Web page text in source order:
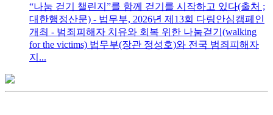
“나눔 걷기 챌린지”를 함께 걷기를 시작하고 있다(출처 ;
대한행정산문) - 법무부, 2026년 제13회 다링안심캠페인
개최 - 범죄피해자 치유와 회복 위한 나눔걷기(walking
for the victims) 법무부(장관 정성호)와 전국 범죄피해자
지...